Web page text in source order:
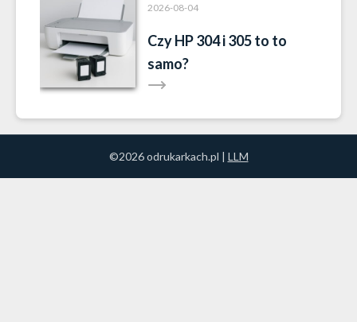
2026-08-04
Czy HP 304 i 305 to to
samo?
©2026 odrukarkach.pl | LLM